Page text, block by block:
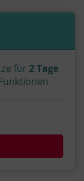
für 2 Tage